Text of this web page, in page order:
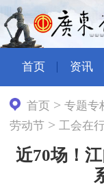
首页 资讯
首页 >专题专
劳动节 > 工会在
近70场！